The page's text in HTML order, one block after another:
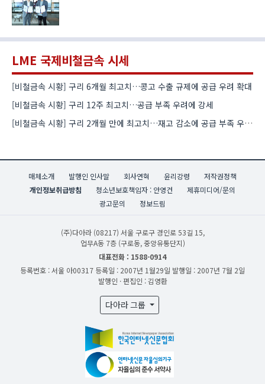
LME 국제비철금속 시세
[비철금속 시황] 구리 6개월 최고치…콩고 수출 규제에 공급 우려 확대
[비철금속 시황] 구리 12주 최고치…공급 부족 우려에 강세
[비철금속 시황] 구리 2개월 만에 최고치…재고 감소에 공급 부족 우려 확대
매체소개 발행인 인사말 회사연혁 윤리강령
저작권정책
개인정보취급방침
청소년보호책임자 : 안영건
제휴미디어/문의
광고문의
정보드림
(주)다아라 (08217) 서울 구로구 경인로 53길 15,
업무A동 7층 (구로동, 중앙유통단지)
대표전화 : 1588-0914
등록번호 : 서울 아00317 등록일 : 2007년 1월29일 발행일 : 2007년 7월 2일
발행인 · 편집인 : 김영환
다아라 그룹